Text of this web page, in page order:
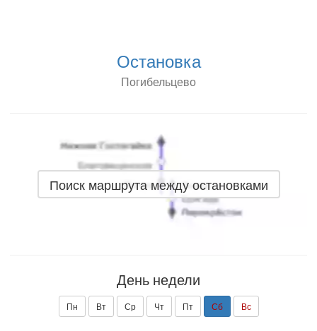
Остановка
Погибельцево
Поиск маршрута между остановками
День недели
Пн Вт Ср Чт Пт Сб Вс